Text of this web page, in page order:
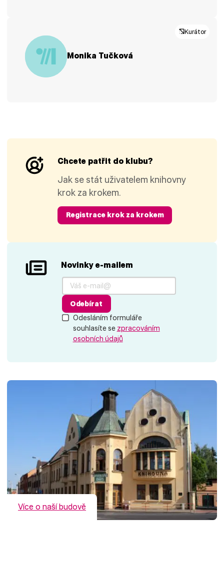
Kurátor
Monika Tučková
Chcete patřit do klubu?
Jak se stát uživatelem knihovny
krok za krokem.
Registrace krok za krokem
Novinky e-mailem
Odesláním formuláře
souhlasíte se zpracováním
osobních údajů
Odebírat
Více o naší budově